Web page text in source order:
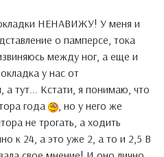
НЕНАВИЖУ! У меня и
о памперсе, тока
между ног, а еще и
у нас от
а тут... Кстати, я понимаю, что
года
, но у него же
не трогать, а ходить
к 24, а это уже 2, а то и 2,5 В